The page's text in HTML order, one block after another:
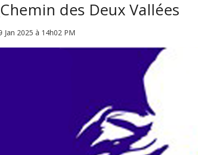
des Deux Vallées
Jan 2025 à 14h02 PM